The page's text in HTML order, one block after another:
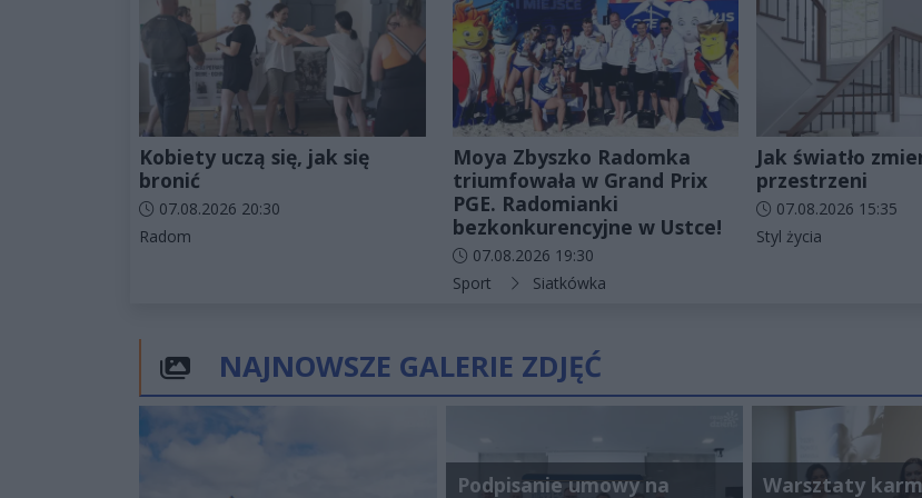
Kobiety uczą się, jak się
bronić
Data dodania artykułu:
07.08.2026 20:30
Kategorie artykułu:
Radom
Moya Zbyszko Radomka
triumfowała w Grand Prix
PGE. Radomianki
bezkonkurencyjne w Ustce!
Data dodania artykułu:
07.08.2026 19:30
Kategorie artykułu:
Sport Siatkówka
Jak światło
przestrzeni
Data dodania artykułu:
07.08.2026 15:35
Kategorie artykułu:
Styl życia
NAJNOWSZE GALERIE ZDJĘĆ
Podpisanie umowy na
Warsztaty